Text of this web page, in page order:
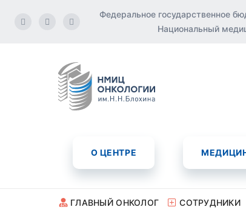
Федеральное государственное
Национальный
О ЦЕНТРЕ
ГЛАВНЫЙ ОНКОЛОГ СОТРУДНИКИ